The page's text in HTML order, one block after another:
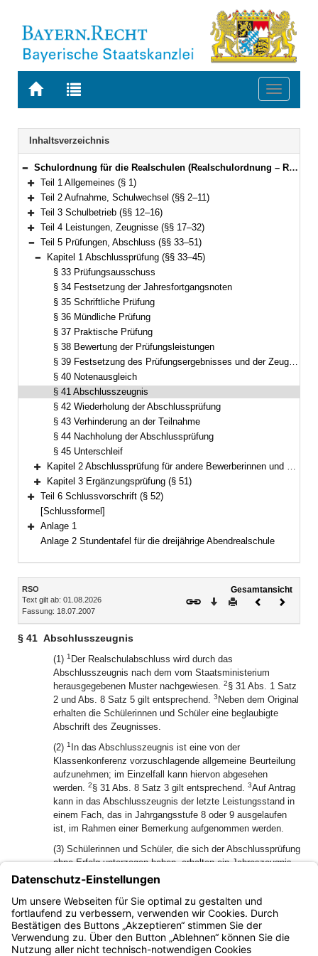
Zur
BAYERN.RECHT
Zur
letzten
Suche
Toggle
Navigation
Inhaltsverzeichnis
Bereich reduzieren
Schulordnung für die Realschulen (Realschulordnung – RSO) Vom 18. Juli 2007 (GVBl. S. 458, ber. S. 585) BayRS 2234-2-K (§§ 1–52)
Bereich erweitern
Teil 1 Allgemeines (§ 1)
Bereich erweitern
Teil 2 Aufnahme, Schulwechsel (§§ 2–11)
Bereich erweitern
Teil 3 Schulbetrieb (§§ 12–16)
Bereich erweitern
Teil 4 Leistungen, Zeugnisse (§§ 17–32)
Bereich reduzieren
Teil 5 Prüfungen, Abschluss (§§ 33–51)
Bereich reduzieren
Kapitel 1 Abschlussprüfung (§§ 33–45)
§ 33 Prüfungsausschuss
§ 34 Festsetzung der Jahresfortgangsnoten
§ 35 Schriftliche Prüfung
§ 36 Mündliche Prüfung
§ 37 Praktische Prüfung
§ 38 Bewertung der Prüfungsleistungen
§ 39 Festsetzung des Prüfungsergebnisses und der Zeugnisnoten
§ 40 Notenausgleich
§ 41 Abschlusszeugnis
§ 42 Wiederholung der Abschlussprüfung
§ 43 Verhinderung an der Teilnahme
§ 44 Nachholung der Abschlussprüfung
§ 45 Unterschleif
Bereich erweitern
Kapitel 2 Abschlussprüfung für andere Bewerberinnen und Bewerber (§§ 46–50)
Bereich erweitern
Kapitel 3 Ergänzungsprüfung (§ 51)
Bereich erweitern
Teil 6 Schlussvorschrift (§ 52)
[Schlussformel]
Bereich erweitern
Anlage 1
Anlage 2 Stundentafel für die dreijährige Abendrealschule
Inhalt
RSO
Text gilt ab: 01.08.2026
Fassung: 18.07.2007
Gesamtansicht
Download
DruckenVorheriges
§ 41 Abschlusszeugnis
(1) 1 Der Realschulabschluss wird durch das
Abschlusszeugnis nach dem vom Staatsministerium
herausgegebenen Muster nachgewiesen. 2§ 31 Abs. 1 Satz
2 und Abs. 8 Satz 5 gilt entsprechend. 3 Neben dem Original
erhalten die Schülerinnen und Schüler eine beglaubigte
Abschrift des Zeugnisses.
(2) 1 In das Abschlusszeugnis ist eine von der
Klassenkonferenz vorzuschlagende allgemeine Beurteilung
aufzunehmen; im Einzelfall kann hiervon abgesehen
werden. 2§ 31 Abs. 8 Satz 3 gilt entsprechend. 3Auf Antrag
kann in das Abschlusszeugnis der letzte Leistungsstand in
einem Fach, das in Jahrgangsstufe 8 oder 9 ausgelaufen
ist, im Rahmen einer Bemerkung aufgenommen werden.
(3) Schülerinnen und Schüler, die sich der Abschlussprüfung
ohne Erfolg unterzogen haben, erhalten ein Jahreszeugnis,
das die Leistungen im Schuljahr ohne Einbeziehung der
Leistungen der Abschlussprüfung und mit der Bemerkung,
dass die Schülerin oder der Schüler sich der
Abschlussprüfung ohne Erfolg unterzogen hat, enthält.